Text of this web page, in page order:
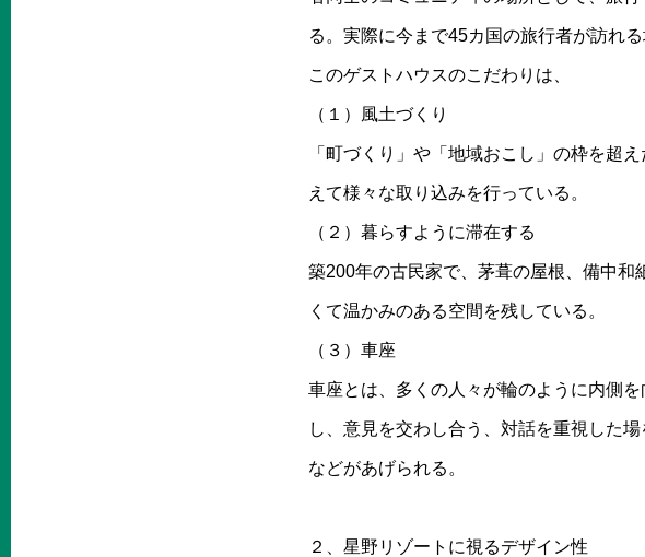
る。実際に今まで45カ国の旅行者が訪れる
このゲストハウスのこだわりは、
（１）風土づくり
「町づくり」や「地域おこし」の枠を超
えて様々な取り込みを行っている。
（２）暮らすように滞在する
築200年の古民家で、茅葺の屋根、備中和
くて温かみのある空間を残している。
（３）車座
車座とは、多くの人々が輪のように内側
し、意見を交わし合う、対話を重視した場
などがあげられる。
２、星野リゾートに視るデザイン性